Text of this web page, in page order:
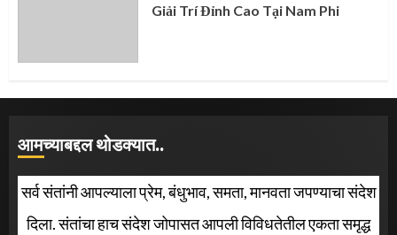
Giải Trí Đỉnh Cao Tại Nam Phi
आमच्याबद्दल थोडक्यात..
सर्व संतांनी आपल्याला प्रेम, बंधुभाव, समता, मानवता जपण्याचा संदेश
दिला. संतांचा हाच संदेश जोपासत आपली विविधतेतील एकता समृद्ध